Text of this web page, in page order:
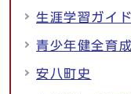
生涯学習ガイ
青少年健全育
安八町史